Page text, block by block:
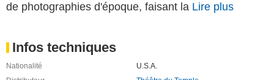
de photographies d'époque, faisant la Lire plus
Infos techniques
Nationalité
U.S.A.